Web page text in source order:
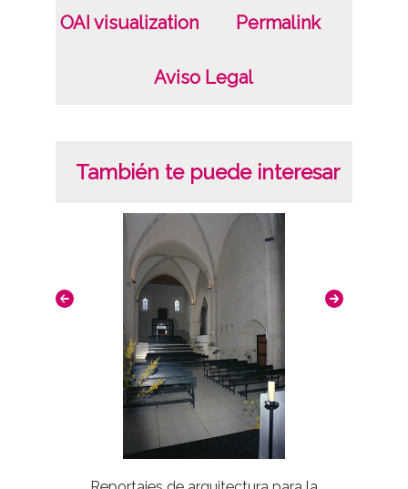
Licencia de las imágenes
OAI visualization Permalink
Aviso Legal
También te puede interesar